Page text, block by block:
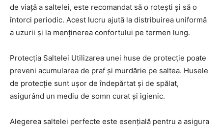
de viață a saltelei, este recomandat să o rotești și să o
întorci periodic. Acest lucru ajută la distribuirea uniformă
a uzurii și la menținerea confortului pe termen lung.
Protecția Saltelei Utilizarea unei huse de protecție poate
preveni acumularea de praf și murdărie pe saltea. Husele
de protecție sunt ușor de îndepărtat și de spălat,
asigurând un mediu de somn curat și igienic.
Alegerea saltelei perfecte este esențială pentru a asigura